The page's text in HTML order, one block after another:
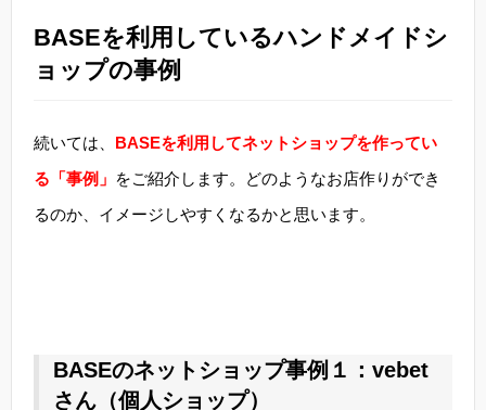
BASEを利用しているハンドメイドシ
ョップの事例
続いては、 BASEを利用してネットショップを作ってい
る「事例」 をご紹介します。どのようなお店作りができ
るのか、イメージしやすくなるかと思います。
BASEのネットショップ事例１：vebet
さん（個人ショップ）